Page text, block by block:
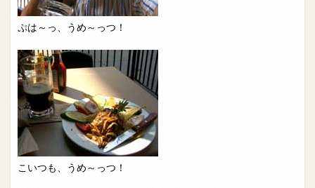
ぷは～っ、うめ～っつ！
こいつも、うめ～っつ！